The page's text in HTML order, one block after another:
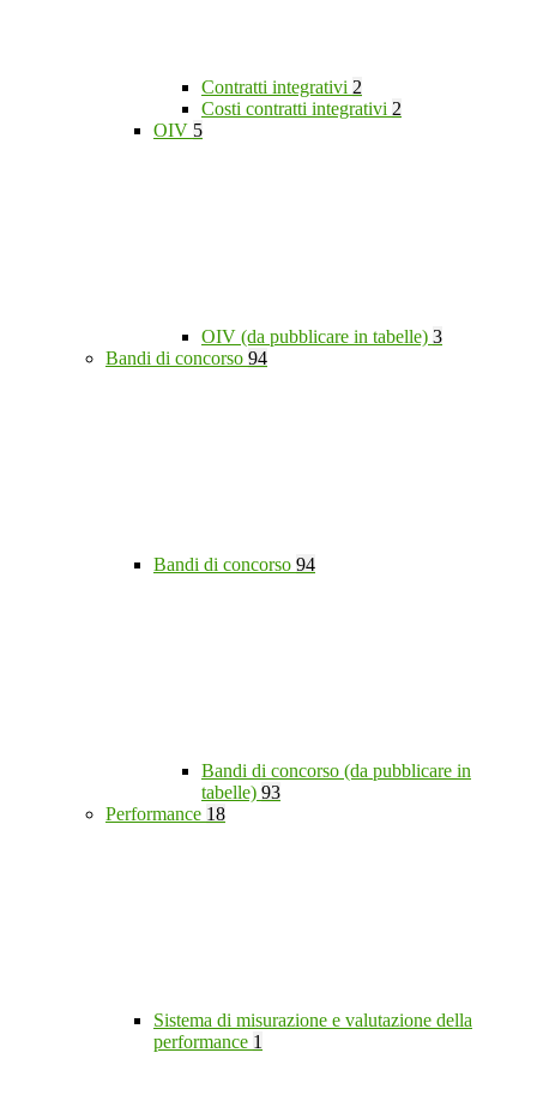
Contratti integrativi 2
Costi contratti integrativi 2
OIV 5
OIV (da pubblicare in tabelle) 3
Bandi di concorso 94
Bandi di concorso 94
Bandi di concorso (da pubblicare in
tabelle) 93
Performance 18
Sistema di misurazione e valutazione della
performance 1